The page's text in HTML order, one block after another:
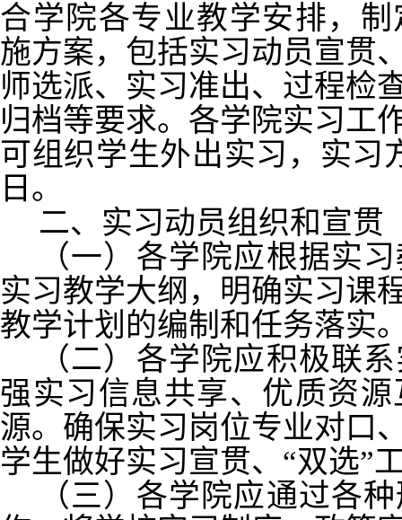
合学院各专业教学安排，
施方案，包括实习动员宣贯
师选派、实习准出、过程检
归档等要求。各学院实习工
可组织学生外出实习，实习
日。
二、实习动员组织和宣贯
（一）各学院应根据实
实习教学大纲，明确实习课
教学计划的编制和任务落实
（二）各学院应积极联
强实习信息共享、优质资
源。确保实习岗位专业对口
学生做好实习宣贯、“双选”
（三）各学院应通过各